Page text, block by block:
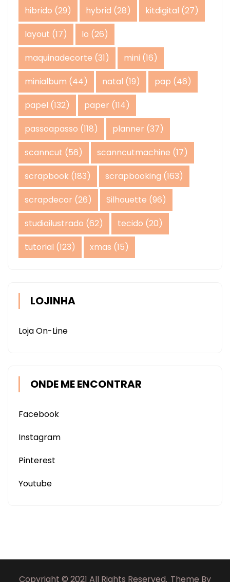
hibrido (29) hybrid (28) kitdigital (27)
layout (17) lo (26)
maquinadecorte (31) mini (16)
minialbum (44) natal (19) pap (46)
papel (132) paper (114)
passoapasso (118) planner (37)
scanncut (56) scanncutmachine (17)
scrapbook (183) scrapbooking (163)
scrapdecor (26) Silhouette (96)
studioilustrado (62) tecido (20)
tutorial (123) xmas (15)
LOJINHA
Loja On-Line
ONDE ME ENCONTRAR
Facebook
Instagram
Pinterest
Youtube
Copyright © 2021 All Rights Reserved. Theme By